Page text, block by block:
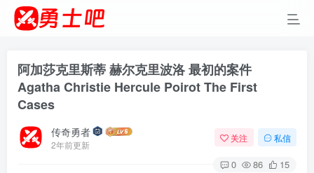
阿加莎克里斯蒂 赫尔克里波洛 最初的案件
Agatha Christie Hercule Poirot The First
Cases
传奇勇者
2年前更新
关注 私信
0 86 15